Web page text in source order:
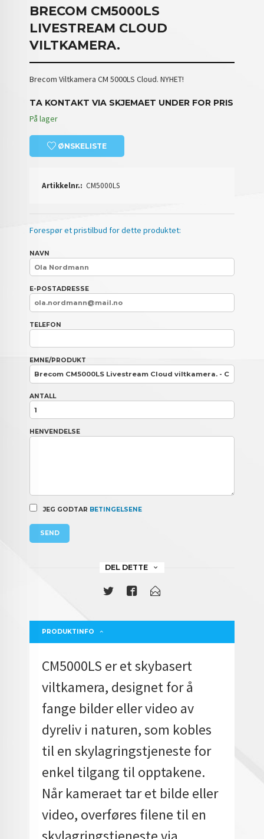
BRECOM CM5000LS
LIVESTREAM CLOUD
VILTKAMERA.
Brecom Viltkamera CM 5000LS Cloud. NYHET!
TA KONTAKT VIA SKJEMAET UNDER FOR PRIS
På lager
ØNSKELISTE
Artikkelnr.: CM5000LS
Forespør et pristilbud for dette produktet:
NAVN
E-POSTADRESSE
TELEFON
EMNE/PRODUKT
ANTALL
HENVENDELSE
JEG GODTAR BETINGELSENE
SEND
DEL DETTE
PRODUKTINFO
CM5000LS er et skybasert
viltkamera, designet for å
fange bilder eller video av
dyreliv i naturen, som kobles
til en skylagringstjeneste for
enkel tilgang til opptakene.
Når kameraet tar et bilde eller
video, overføres filene til en